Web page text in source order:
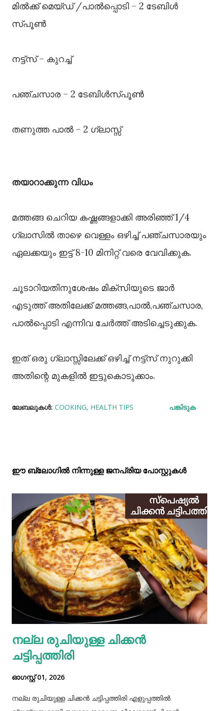
മില്‍ക്ക് മെയ്ഡ് /പാല്‍പ്പൊടി – 2 ടേബിള്‍
സ്പൂണ്‍
നട്ട്‌സ് – കുറച്ച്
പഞ്ചസാര – 2 ടേബിള്‍സ്പൂണ്‍
തണുത്ത പാല്‍ – 2 ഗ്ലാസ്സ്
തയാറാക്കുന്ന വിധം
മത്തങ്ങ ചെറിയ കഷ്ണങ്ങളാക്കി അരിഞ്ഞ് 1/4
ഗ്ലാസില്‍ താഴെ വെള്ളം ഒഴിച്ച് പഞ്ചസാരയും
ഏലക്കയും ഇട്ട് 8-10 മിനിറ്റ് വരെ വേവിക്കുക.
ചൂടാറിയതിനുശേഷം മിക്‌സിയുടെ ജാര്‍
എടുത്ത് അതിലേക്ക് മത്തങ്ങ,പാല്‍,പഞ്ചസാര,
പാല്‍പ്പൊടി എന്നിവ ചേര്‍ത്ത് അടിച്ചെടുക്കുക.
ഇത് ഒരു ഗ്ലാസ്സിലേക്ക് ഒഴിച്ച് നട്ട്‌സ് നുറുക്കി
അതിന്റെ മുകളില്‍ ഇട്ടുകൊടുക്കാം.
ലേബലുകള്‍: COOKING HEALTH TIPS പങ്കിടുക
ഈ ബ്ലോഗിൽ നിന്നുള്ള ജനപ്രിയ പോസ്റ്റുകള്‍‌
നല്ല രുചിയുള്ള ചിക്കൻ
ചട്ടിപ്പത്തിരി
ഓഗസ്റ്റ് 01, 2026
നല്ല രുചിയുള്ള ചിക്കൻ ചട്ടിപ്പത്തിരി എളുപ്പത്തിൽ